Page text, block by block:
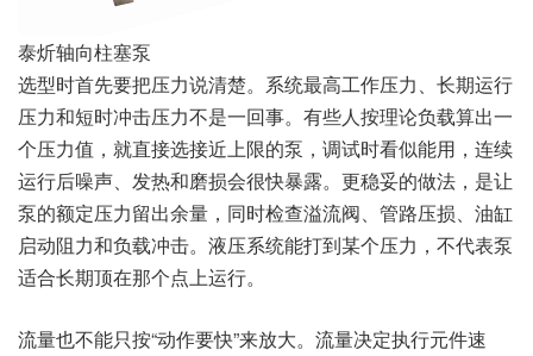
泰炘轴向柱塞泵
选型时首先要把压力说清楚。系统最高工作压力、长期运行
压力和短时冲击压力不是一回事。有些人按理论负载算出一
个压力值，就直接选接近上限的泵，调试时看似能用，连续
运行后噪声、发热和磨损会很快暴露。更稳妥的做法，是让
泵的额定压力留出余量，同时检查溢流阀、管路压损、油缸
启动阻力和负载冲击。液压系统能打到某个压力，不代表泵
适合长期顶在那个点上运行。
流量也不能只按“动作要快”来放大。流量决定执行元件速